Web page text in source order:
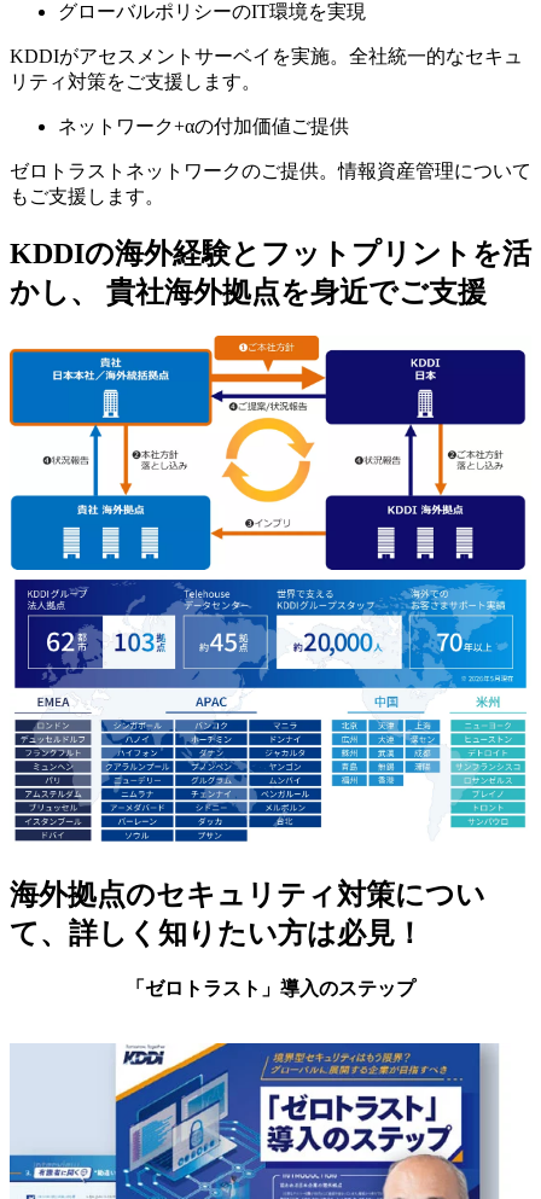
グローバルポリシーのIT環境を実現
KDDIがアセスメントサーベイを実施。全社統一的なセキュ
リティ対策をご支援します。
ネットワーク+αの付加価値ご提供
ゼロトラストネットワークのご提供。情報資産管理について
もご支援します。
KDDIの海外経験とフットプリントを活
かし、 貴社海外拠点を身近でご支援
海外拠点のセキュリティ対策につい
て、詳しく知りたい方は必見！
「ゼロトラスト」導入のステップ